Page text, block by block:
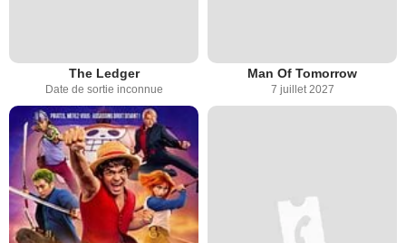
The Ledger
Date de sortie inconnue
Man Of Tomorrow
7 juillet 2027